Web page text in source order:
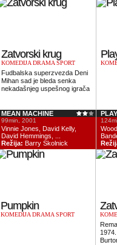
Zatvorski krug
KOMEDIJA DRAMA SPORT
Fudbalska superzvezda Deni
Mihan sad je bleda senka
nekadašnjeg uspešnog igrača
MEAN MACHINE
99min, 2001
Vinnie Jones, David Kelly,
David Hemmings, ...
Režija: Barry Skolnick
Pumpkin
KOMEDIJA DRAMA SPORT